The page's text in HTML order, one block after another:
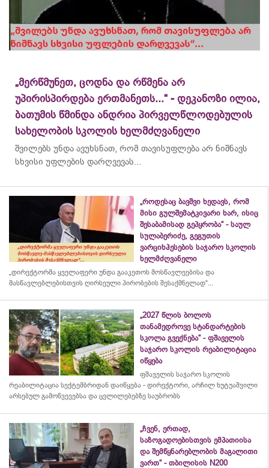
„მერწმუნეთ, ცოდნა და რწმენა არ
უპირისპირდება ერთმანეთს...“ - დეკანოზი ილია,
ბათუმის წმინდა ანდრია პირველწლოდებულის
სახელობის სკოლის ხელმძღვანელი
შვილებს უნდა ავუხსნათ, რომ თავისუფლება არ ნიშნავს
სხვისი უფლების დარღვევას...
„როდესაც ბავშვი ხედავს, რომ
მისი გულშემატკივარი ხარ, ისიც
შესაბამისად გეპყრობა“ - საულ
სულაბერიძე, გეგუთის
ვარციხჰესების საჯარო სკოლის
ხელმძღვანელი
„დირექტორმა ყველაფერი უნდა გააკეთოს მოსწავლეებისა და
მასწავლებლებისთვის ღირსეული პირობების შესაქმნელად“...
„2027 წლის ბოლოს
თანამედროვე სტანდარტების
სკოლა გვექნება“ - ფშაველის
საჯარო სკოლის რეაბილიტაცია
იწყება
ფშაველის საჯარო სკოლის
რეაბილიტაცია სექტემბრიდან დაიწყება - დირექტორი, არჩილ ხუტუაშვილი
არსებულ გამოწვევებსა და ცვლილებებზე საუბრობს
„ჩვენ, ერთად,
საზოგადოებისთვის ემპათიისა
და შემწყნარებლობის მაგალითი
ვართ“ - თბილისის N200